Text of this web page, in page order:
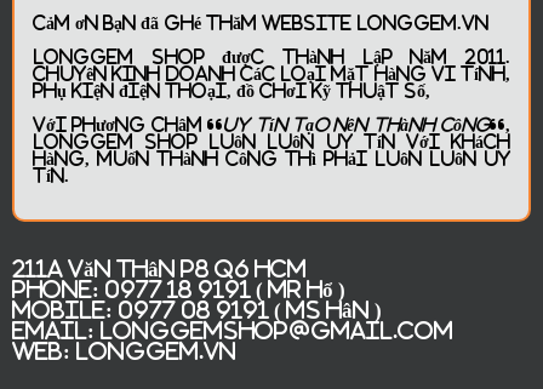
Cảm ơn bạn đã ghé thăm website
LONGGEM.VN
LONGGEM Shopđược thành lập năm 2011.
Chuyên kinh doanh các loại mặt hàng vi tính,
phụ kiện điện thoại, đồ chơi kỹ thuật số,
Với phương châm “Uy Tín tạo nên Thành Công“,
LONGGEM Shop luôn luôn uy tín với khách
hàng, muốn thành công thì phải luôn luôn uy
tín.
211A Văn Thân P8 Q6 HCM
Phone: 0977 18 9191 ( Mr Hổ )
Mobile: 0977 08 9191 ( Ms Hân )
Email:
longgemshop@gmail.com
Web:
Longgem.vn